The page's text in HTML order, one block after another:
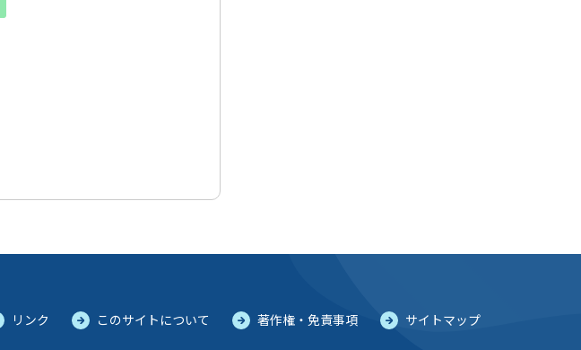
リンク このサイトについて 著作権・免責事項 サイトマップ